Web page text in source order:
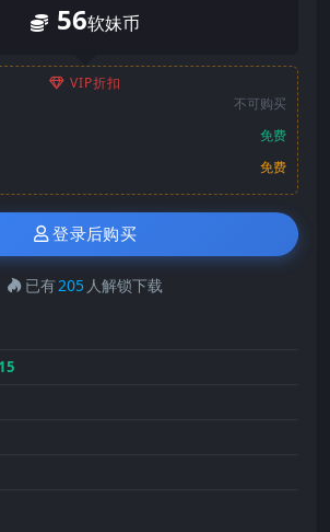
56软妹币
VIP折扣
不可购买
免费
免费
登录后购买
已有205 人解锁下载